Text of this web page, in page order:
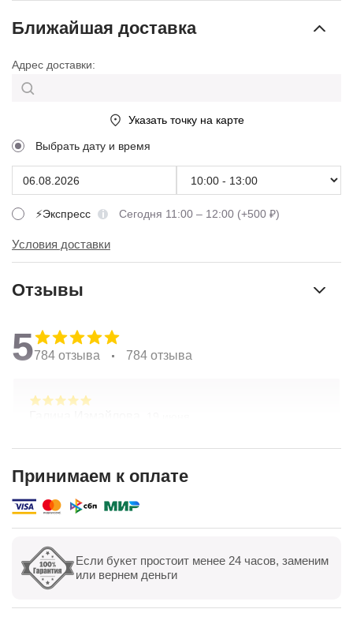
Ближайшая доставка
Адрес доставки:
Указать точку на карте
Выбрать дату и время
⚡Экспресс Сегодня 11:00 – 12:00 (+500 ₽)
Условия доставки
Отзывы
5784 отзыва 784 отзыва
городе, заказываю через приложение. Всегда
доставка. Огромное спасибо за настроение
Показать все Оставить отзыв
Принимаем к оплате
Если букет простоит менее 24 часов, заменим
или вернем деньги